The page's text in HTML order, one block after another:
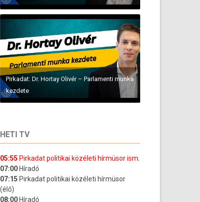
Pirkadat: Dr. Hortay Olivér – Parlamenti munka
kezdete
HETI TV